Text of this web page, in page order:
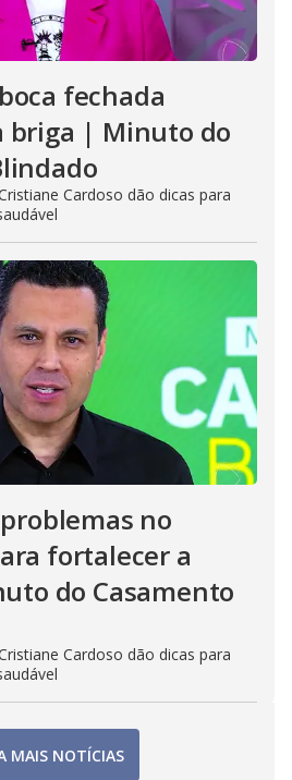
fechada
briga | Minuto do
Cardoso dão dicas para
no
fortalecer a
do Casamento
Cardoso dão dicas para
MAIS NOTÍCIAS